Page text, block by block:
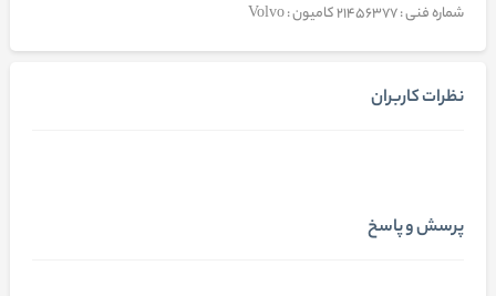
شماره فنی : 21456377 کامیون : Volvo
نظرات کاربران
پرسش و پاسخ